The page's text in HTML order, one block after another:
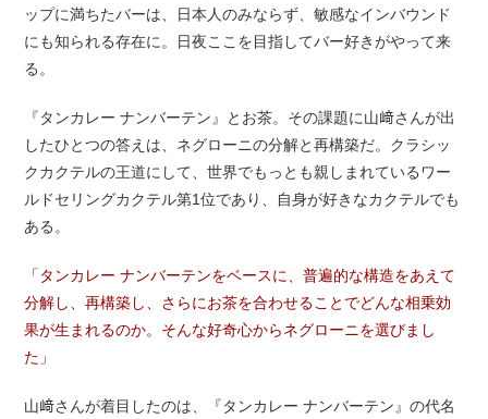
ップに満ちたバーは、日本人のみならず、敏感なインバウンド
にも知られる存在に。日夜ここを目指してバー好きがやって来
る。
『タンカレー ナンバーテン』とお茶。その課題に山﨑さんが出
したひとつの答えは、ネグローニの分解と再構築だ。クラシッ
クカクテルの王道にして、世界でもっとも親しまれているワー
ルドセリングカクテル第1位であり、自身が好きなカクテルでも
ある。
「タンカレー ナンバーテンをベースに、普遍的な構造をあえて
分解し、再構築し、さらにお茶を合わせることでどんな相乗効
果が生まれるのか。そんな好奇心からネグローニを選びまし
た」
山﨑さんが着目したのは、『タンカレー ナンバーテン』の代名